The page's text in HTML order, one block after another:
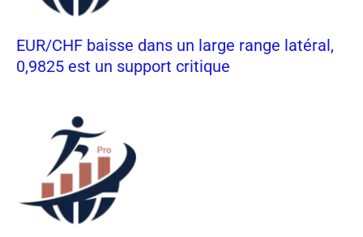
EUR/CHF baisse dans un large range latéral,
0,9825 est un support critique